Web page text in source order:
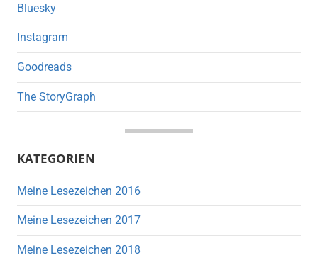
Bluesky
Instagram
Goodreads
The StoryGraph
KATEGORIEN
Meine Lesezeichen 2016
Meine Lesezeichen 2017
Meine Lesezeichen 2018